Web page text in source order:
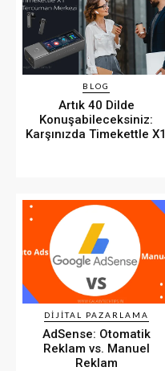
BLOG
Artık 40 Dilde
Konuşabileceksiniz:
Karşınızda Timekettle X1
DIJITAL PAZARLAMA
AdSense: Otomatik
Reklam vs. Manuel
Reklam